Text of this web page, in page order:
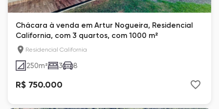
Chácara à venda em Artur Nogueira, Residencial
California, com 3 quartos, com 1000 m²
Residencial California
250m² 3 8
R$ 750.000